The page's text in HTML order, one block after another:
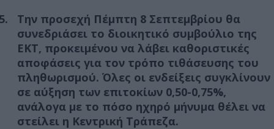
Την προσεχή Πέμπτη 8 Σεπτεμβρίου θα
συνεδριάσει το διοικητικό συμβούλιο της
ΕΚΤ, προκειμένου να λάβει καθοριστικές
αποφάσεις για τον τρόπο τιθάσευσης του
πληθωρισμού. Όλες οι ενδείξεις συγκλίνουν
σε αύξηση των επιτοκίων 0,50-0,75%,
ανάλογα με το πόσο ηχηρό μήνυμα θέλει να
στείλει η Κεντρική Τράπεζα.